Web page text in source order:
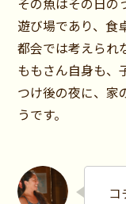
その魚はその日の
遊び場であり、食
都会では考えられ
ももさん自身も、
つけ後の夜に、家
うです。
コ